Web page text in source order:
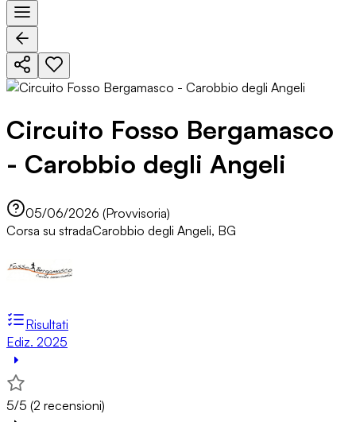
Circuito Fosso Bergamasco
- Carobbio degli Angeli
05/06/2026 (Provvisoria)
Corsa su stradaCarobbio degli Angeli, BG
Risultati
Ediz. 2025
5/5 (2 recensioni)